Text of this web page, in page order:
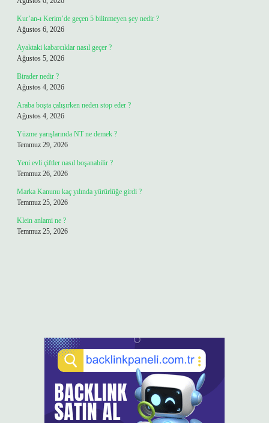
Kur’an-ı Kerim’de geçen 5 bilinmeyen şey nedir ?
Ağustos 6, 2026
Ayaktaki kabarcıklar nasıl geçer ?
Ağustos 5, 2026
Birader nedir ?
Ağustos 4, 2026
Araba boşta çalışırken neden stop eder ?
Ağustos 4, 2026
Yüzme yarışlarında NT ne demek ?
Temmuz 29, 2026
Yeni evli çiftler nasıl boşanabilir ?
Temmuz 26, 2026
Marka Kanunu kaç yılında yürürlüğe girdi ?
Temmuz 25, 2026
Klein anlami ne ?
Temmuz 25, 2026